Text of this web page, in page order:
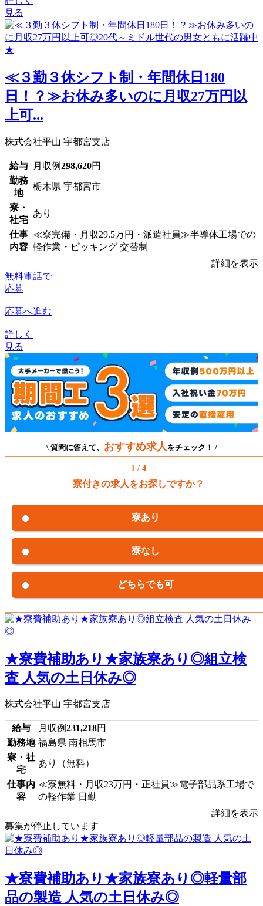
見る
≪３勤３休シフト制・年間休日180
日！？≫お休み多いのに月収27万円以
上可...
株式会社平山 宇都宮支店
給与 月収例298,620円
勤務
地
栃木県 宇都宮市
寮・
社宅
あり
仕事
内容
≪寮完備・月収29.5万円・派遣社員≫半導体工場での
軽作業・ピッキング 交替制
詳細を表示
無料電話で
応募
応募へ進む
詳しく
見る
\ 質問に答えて、 おすすめ求人 をチェック！ /
1 / 4
寮付きの求人をお探しですか？
寮あり
寮なし
どちらでも可
★寮費補助あり★家族寮あり◎組立検
査 人気の土日休み◎
株式会社平山 宇都宮支店
給与 月収例231,218円
勤務地 福島県 南相馬市
寮・社
宅
あり（無料）
仕事内
容
≪寮無料・月収23万円・正社員≫電子部品系工場で
の軽作業 日勤
詳細を表示
募集が停止しています
★寮費補助あり★家族寮あり◎軽量部
品の製造 人気の土日休み◎